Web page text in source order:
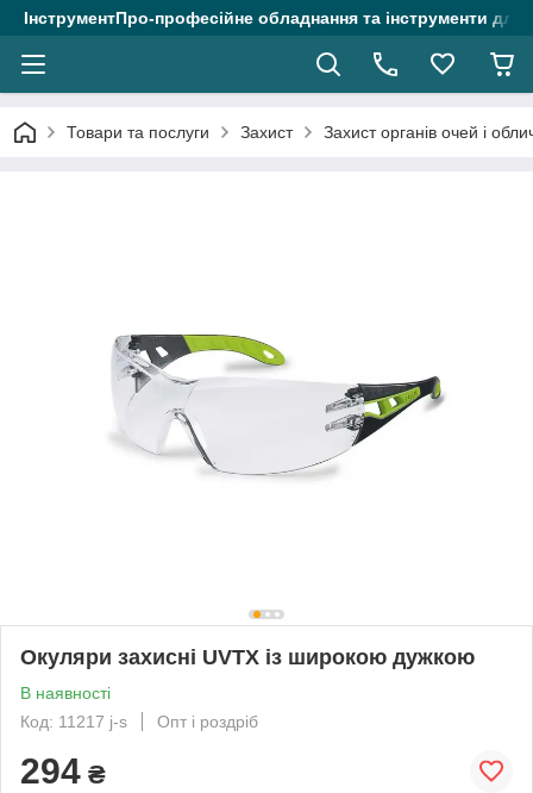
ІнструментПро-професійне обладнання та інструменти для
Товари та послуги Захист Захист органів очей і
Окуляри захисні UVTX із широкою дужкою
В наявності
Код: 11217 j-s
Опт і роздріб
294 ₴